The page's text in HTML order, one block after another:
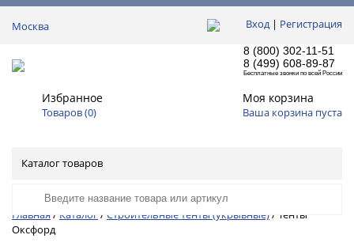
Главная Каталог Строительные тенты (укрывные)
Тенты
Оксфорд
Москва Вход| Регистрация
8 (800) 302-11-51
8 (499) 608-89-87
Бесплатные звонки по всей России
Избранное
Товаров (0)
Моя корзина
Ваша корзина пуста
Каталог товаров